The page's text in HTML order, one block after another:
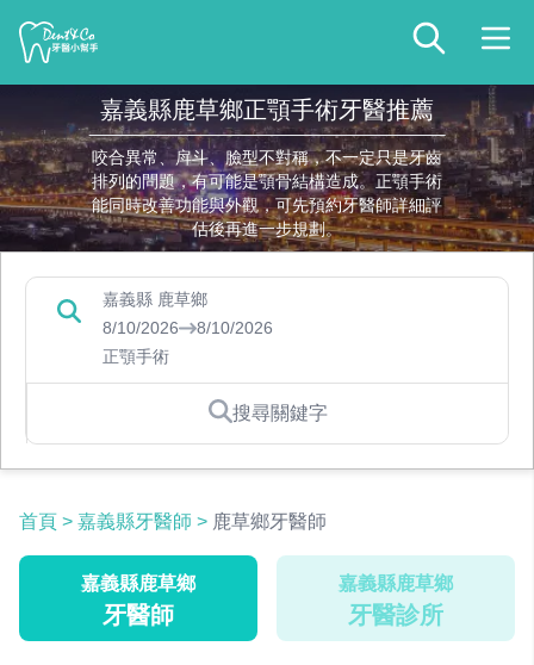
嘉義縣鹿草鄉正顎手術牙醫推薦
咬合異常、戽斗、臉型不對稱，不一定只是牙齒
排列的問題，有可能是顎骨結構造成。正顎手術
能同時改善功能與外觀，可先預約牙醫師詳細評
估後再進一步規劃。
嘉義縣 鹿草鄉
8/10/2026
8/10/2026
正顎手術
搜尋關鍵字
首頁 > 嘉義縣牙醫師 > 鹿草鄉牙醫師
嘉義縣鹿草鄉
牙醫師
嘉義縣鹿草鄉
牙醫診所